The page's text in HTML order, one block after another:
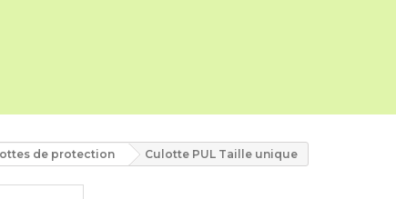
de protection Culotte PUL Taille unique